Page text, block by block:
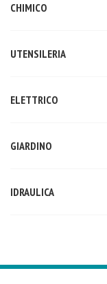
CHIMICO
UTENSILERIA
ELETTRICO
GIARDINO
IDRAULICA